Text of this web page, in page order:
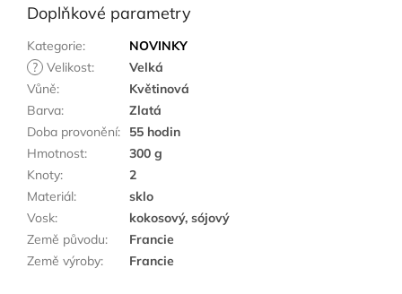
Doplňkové parametry
Kategorie:
NOVINKY
? Velikost:
Velká
Vůně:
Květinová
Barva:
Zlatá
Doba provonění:
55 hodin
Hmotnost:
300 g
Knoty:
2
Materiál:
sklo
Vosk:
kokosový, sójový
Země původu:
Francie
Země výroby: Francie